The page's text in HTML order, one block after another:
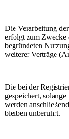
Die Verarbeitung
erfolgt zum Zwecke
begründeten
weiterer Verträge
Die bei der
gespeichert,
werden
bleiben unberührt.